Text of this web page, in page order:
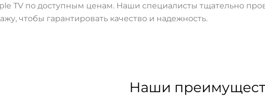
TV по доступным ценам. Наши специалисты тщательно
чтобы гарантировать качество и надежность.
Наши